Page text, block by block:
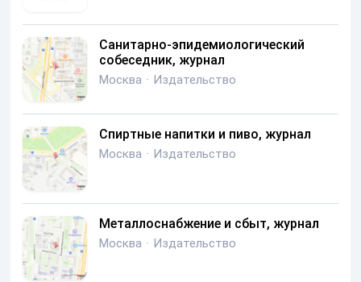
Санитарно-эпидемиологический
собеседник, журнал
Москва · Издательство
Спиртные напитки и пиво, журнал
Москва · Издательство
Металлоснабжение и сбыт, журнал
Москва · Издательство